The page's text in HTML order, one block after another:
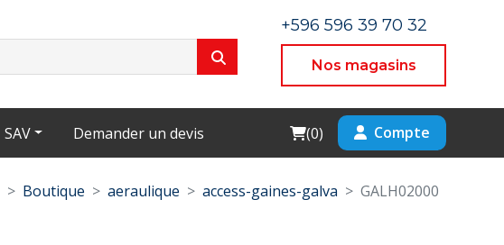
+596 596 39 70 32
Nos magasins
SAV Demander un devis Cart
(0) Compte
Boutique aeraulique access-gaines-galva GALH02000